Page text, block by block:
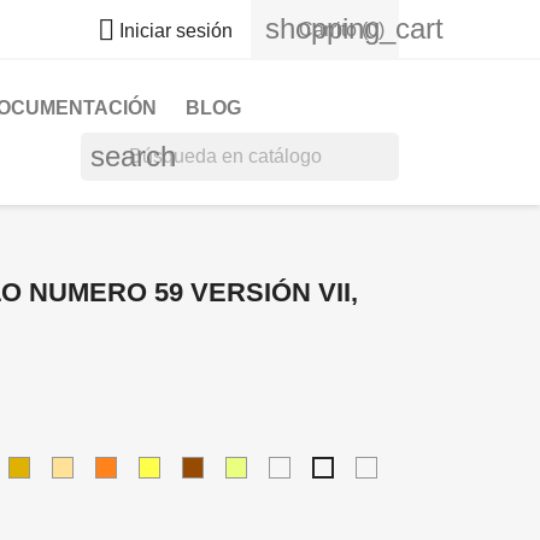
 Iniciar sesión shopping_cart
Carrito (0)
BLOG
search
NUMERO 59 VERSIÓN VII,